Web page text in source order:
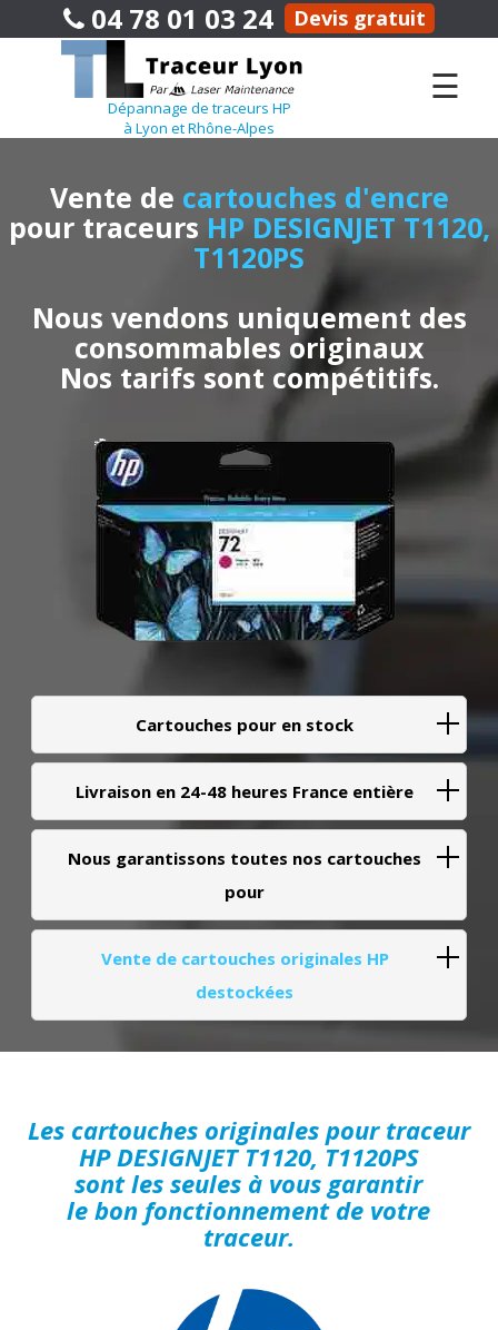
04 78 01 03 24 Devis gratuit
Dépannage de traceurs HP
à Lyon et Rhône-Alpes
☰
Vente de cartouches d'encre
pour traceurs HP DESIGNJET T1120,
T1120PS
Nous vendons uniquement des
consommables originaux
Nos tarifs sont compétitifs.
Cartouches pour en stock
Livraison en 24-48 heures France entière
Nous garantissons toutes nos cartouches
pour
Vente de cartouches originales HP
destockées
Les cartouches originales pour traceur
HP DESIGNJET T1120, T1120PS
sont les seules à vous garantir
le bon fonctionnement de votre
traceur.